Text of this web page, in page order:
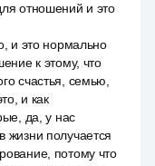
отношений и это
и это нормально
к этому, что
счастья, семью,
и как
да, у нас
жизни получается
потому что